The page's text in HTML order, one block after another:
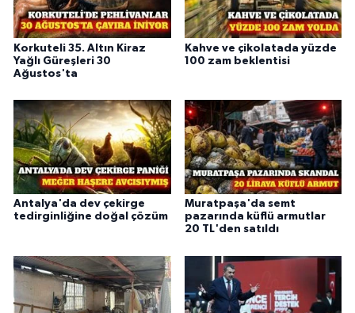
Korkuteli 35. Altın Kiraz
Yağlı Güreşleri 30
Ağustos'ta
Kahve ve çikolatada yüzde
100 zam beklentisi
Antalya'da dev çekirge
tedirginliğine doğal çözüm
Muratpaşa'da semt
pazarında küflü armutlar
20 TL'den satıldı